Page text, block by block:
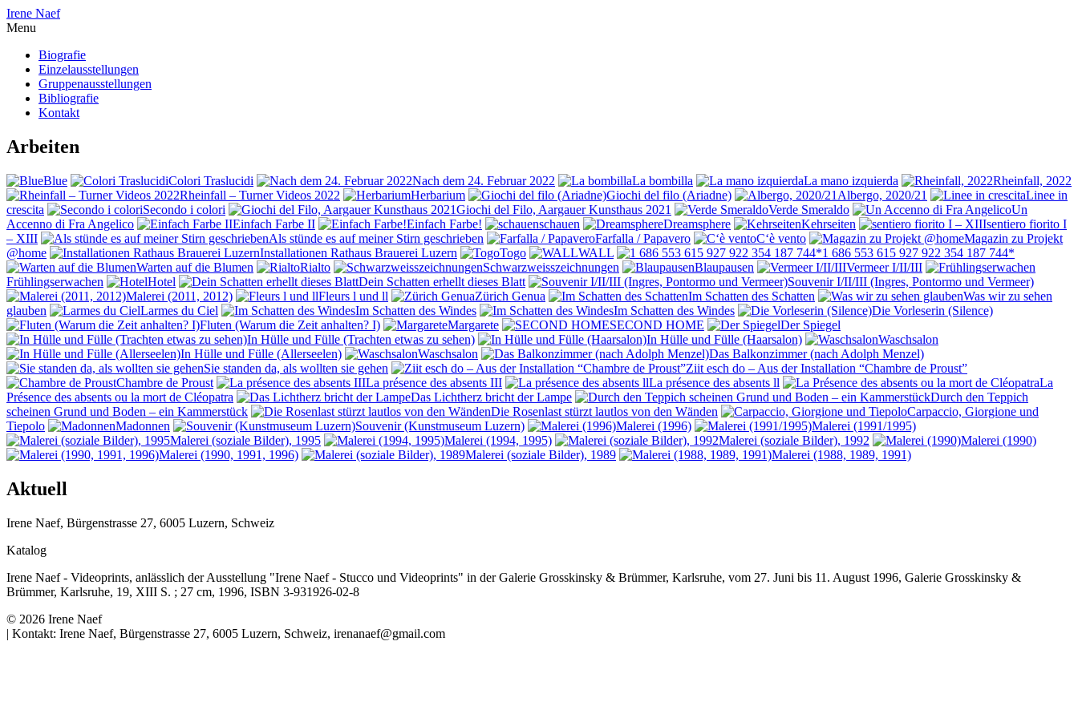
Irene Naef
Menu
Biografie
Einzelausstellungen
Gruppenausstellungen
Bibliografie
Kontakt
Arbeiten
Blue Colori Traslucidi Nach dem 24. Februar 2022 La bombilla La mano izquierda
Rheinfall, 2022
Rheinfall – Turner Videos 2022
Herbarium Giochi del filo (Ariadne) Albergo, 2020/21
Linee in
crescita
Secondo i colori Giochi del Filo, Aargauer Kunsthaus 2021 Verde Smeraldo
Un
Accenno di Fra Angelico
Einfach Farbe II Einfach Farbe! schauen Dreamsphere Kehrseiten
sentiero fiorito I
– XIII
Als stünde es auf meiner Stirn geschrieben Farfalla / Papavero C‘è vento
Magazin zu Projekt
@home
Installationen Rathaus Brauerei Luzern Togo WALL
1 686 553 615 927 922 354 187 744*
Warten auf die Blumen
Rialto Schwarzweisszeichnungen Blaupausen
Vermeer I/II/III
Frühlingserwachen
Hotel Dein Schatten erhellt dieses Blatt
Souvenir I/II/III (Ingres, Pontormo und Vermeer)
Malerei (2011, 2012)
Fleurs l und ll Zürich Genua Im Schatten des Schatten
Was wir zu sehen
glauben
Larmes du Ciel Im Schatten des Windes Im Schatten des Windes
Die Vorleserin (Silence)
Fluten (Warum die Zeit anhalten? I)
Margarete SECOND HOME
Der Spiegel
In Hülle und Fülle (Trachten etwas zu sehen)
In Hülle und Fülle (Haarsalon)
Waschsalon
In Hülle und Fülle (Allerseelen)
Waschsalon
Das Balkonzimmer (nach Adolph Menzel)
Sie standen da, als wollten sie gehen
Ziit esch do – Aus der Installation “Chambre de Proust”
Chambre de Proust
La présence des absents III La présence des absents ll
La
Présence des absents ou la mort de Cléopatra
Das Lichtherz bricht der Lampe
Durch den Teppich
scheinen Grund und Boden – ein Kammerstück
Die Rosenlast stürzt lautlos von den Wänden
Carpaccio, Giorgione und
Tiepolo
Madonnen Souvenir (Kunstmuseum Luzern) Malerei (1996)
Malerei (1991/1995)
Malerei (soziale Bilder), 1995
Malerei (1994, 1995) Malerei (soziale Bilder), 1992
Malerei (1990)
Malerei (1990, 1991, 1996)
Malerei (soziale Bilder), 1989 Malerei (1988, 1989, 1991)
Aktuell
Irene Naef, Bürgenstrasse 27, 6005 Luzern, Schweiz
Katalog
Irene Naef - Videoprints, anlässlich der Ausstellung "Irene Naef - Stucco und Videoprints" in der Galerie Grosskinsky & Brümmer, Karlsruhe, vom 27. Juni bis 11. August 1996, Galerie Grosskinsky &
Brümmer, Karlsruhe, 19, XIII S. ; 27 cm, 1996, ISBN 3-931926-02-8
© 2026 Irene Naef
| Kontakt: Irene Naef, Bürgenstrasse 27, 6005 Luzern, Schweiz, irenanaef@gmail.com